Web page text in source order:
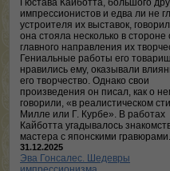
Гюстава Кайботта, большого
импрессионистов и едва ли не
устроителя их выставок,
она стояла несколько в стороне
главного направления их
Гениальные работы его
нравились ему, оказывали
его творчество. Однако свои
произведения он писал, как о
говорили, «в реалистическом
Милле или Г. Курбе». В работах
Кайботта угадывалось
мастера с японскими гравюрами.
31.12.2025
Эва Гонсалес. Шедевры